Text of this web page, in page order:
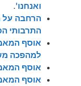
ואנחנו'.
התרבותי
אוסף
למהפכה
אוסף
אוסף